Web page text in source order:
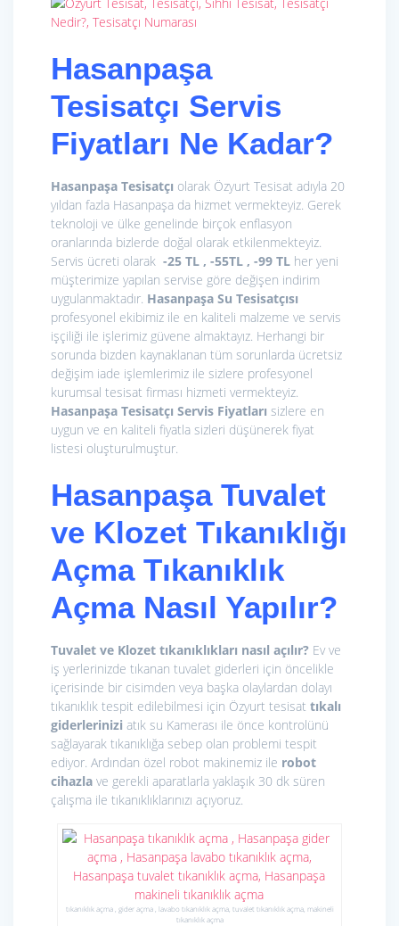
Hasanpaşa
Tesisatçı Servis
Fiyatları Ne Kadar?
Hasanpaşa Tesisatçı olarak Özyurt Tesisat adıyla 20
yıldan fazla Hasanpaşa da hizmet vermekteyiz. Gerek
teknoloji ve ülke genelinde birçok enflasyon
oranlarında bizlerde doğal olarak etkilenmekteyiz.
Servis ücreti olarak -25 TL , -55TL , -99 TL her yeni
müşterimize yapılan servise göre değişen indirim
uygulanmaktadır. Hasanpaşa Su Tesisatçısı
profesyonel ekibimiz ile en kaliteli malzeme ve servis
işçiliği ile işlerimiz güvene almaktayız. Herhangi bir
sorunda bizden kaynaklanan tüm sorunlarda ücretsiz
değişim iade işlemlerimiz ile sizlere profesyonel
kurumsal tesisat firması hizmeti vermekteyiz.
Hasanpaşa Tesisatçı Servis Fiyatları sizlere en
uygun ve en kaliteli fiyatla sizleri düşünerek fiyat
listesi oluşturulmuştur.
Hasanpaşa Tuvalet
ve Klozet Tıkanıklığı
Açma Tıkanıklık
Açma Nasıl Yapılır?
Tuvalet ve Klozet tıkanıklıkları nasıl açılır? Ev ve
iş yerlerinizde tıkanan tuvalet giderleri için öncelikle
içerisinde bir cisimden veya başka olaylardan dolayı
tıkanıklık tespit edilebilmesi için Özyurt tesisat tıkalı
giderlerinizi atık su Kamerası ile önce kontrolünü
sağlayarak tıkanıklığa sebep olan problemi tespit
ediyor. Ardından özel robot makinemiz ile robot
cihazla ve gerekli aparatlarla yaklaşık 30 dk süren
çalışma ile tıkanıklıklarınızı açıyoruz.
tıkanıklık açma , gider açma , lavabo tıkanıklık açma, tuvalet tıkanıklık açma, makineli
tıkanıklık açma